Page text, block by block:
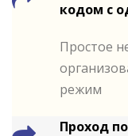
кодом с
Простое
режим
Проход